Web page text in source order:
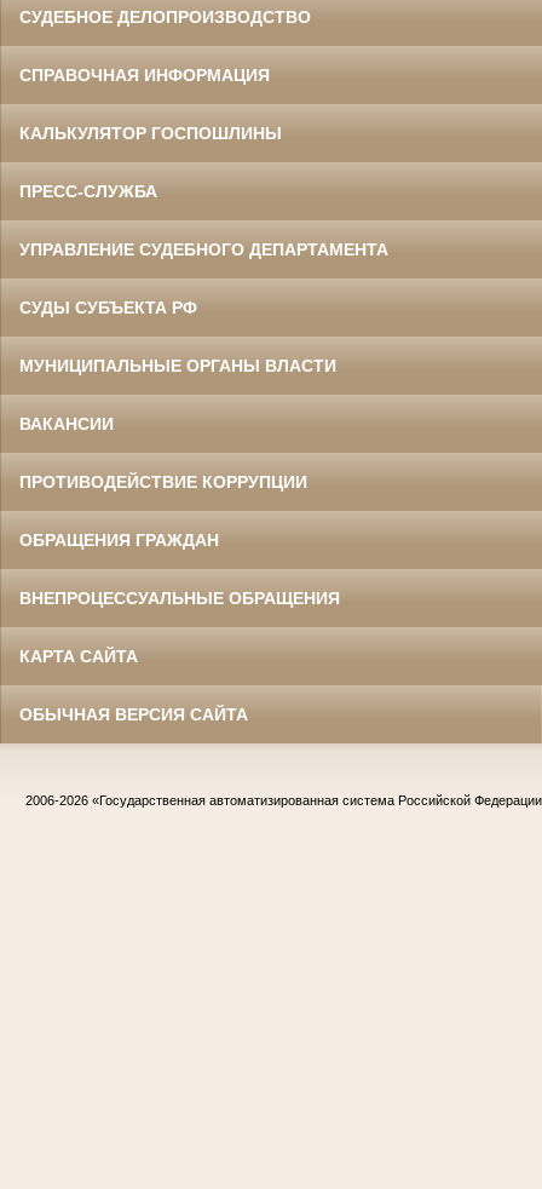
СУДЕБНОЕ ДЕЛОПРОИЗВОДСТВО
СПРАВОЧНАЯ ИНФОРМАЦИЯ
КАЛЬКУЛЯТОР ГОСПОШЛИНЫ
ПРЕСС-СЛУЖБА
УПРАВЛЕНИЕ СУДЕБНОГО ДЕПАРТАМЕНТА
СУДЫ СУБЪЕКТА РФ
МУНИЦИПАЛЬНЫЕ ОРГАНЫ ВЛАСТИ
ВАКАНСИИ
ПРОТИВОДЕЙСТВИЕ КОРРУПЦИИ
ОБРАЩЕНИЯ ГРАЖДАН
ВНЕПРОЦЕССУАЛЬНЫЕ ОБРАЩЕНИЯ
КАРТА САЙТА
ОБЫЧНАЯ ВЕРСИЯ САЙТА
2006-2026 «Государственная автоматизированная система Российской